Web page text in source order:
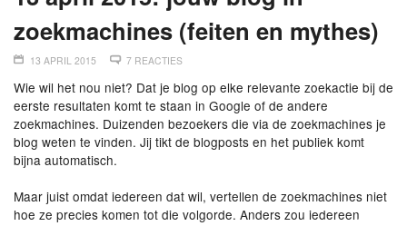
zoekmachines (feiten en mythes)
13 APRIL 2015 7 REACTIES
Wie wil het nou niet? Dat je blog op elke relevante zoekactie bij de
eerste resultaten komt te staan in Google of de andere
zoekmachines. Duizenden bezoekers die via de zoekmachines je
blog weten te vinden. Jij tikt de blogposts en het publiek komt
bijna automatisch.
Maar juist omdat iedereen dat wil, vertellen de zoekmachines niet
hoe ze precies komen tot die volgorde. Anders zou iedereen